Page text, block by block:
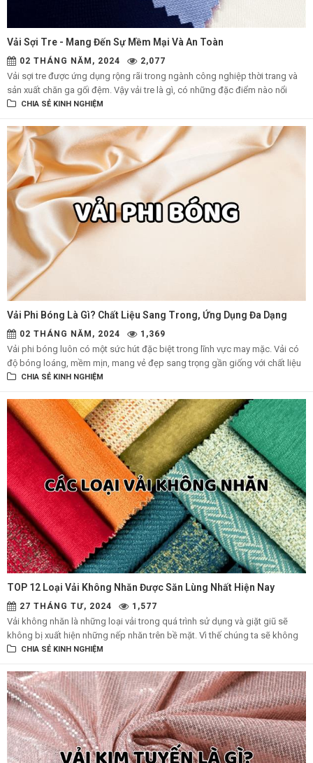
Vải Sợi Tre - Mang Đến Sự Mềm Mại Và An Toàn
02 THÁNG NĂM, 2024 2,077
Vải sợi tre được ứng dụng rộng rãi trong ngành công nghiệp thời trang và
sản xuất chăn ga gối đệm. Vậy vải tre là gì, có những đặc điểm nào nổi
bật? Cùng BiCi tìm hiểu nhé!
CHIA SẺ KINH NGHIỆM
Vải Phi Bóng Là Gì? Chất Liệu Sang Trong, Ứng Dụng Đa Dạng
02 THÁNG NĂM, 2024 1,369
Vải phi bóng luôn có một sức hút đặc biệt trong lĩnh vực may mặc. Vải có
độ bóng loáng, mềm mịn, mang vẻ đẹp sang trọng gần giống với chất liệu
lụa, khiến nhiều người khó có thể phân biệt được. Để hiểu rõ hơn về loại vải
phi bóng là gì nhé.
CHIA SẺ KINH NGHIỆM
TOP 12 Loại Vải Không Nhăn Được Săn Lùng Nhất Hiện Nay
27 THÁNG TƯ, 2024 1,577
Vải không nhăn là những loại vải trong quá trình sử dụng và giặt giũ sẽ
không bị xuất hiện những nếp nhăn trên bề mặt. Vì thế chúng ta sẽ không
cần phải ủi quần áo mà vẫn có thể mặc ngay sau khi giặt khô. Chính vì sự
nhăn được rất nhiều chị em chọn mua và sử dụng.
CHIA SẺ KINH NGHIỆM